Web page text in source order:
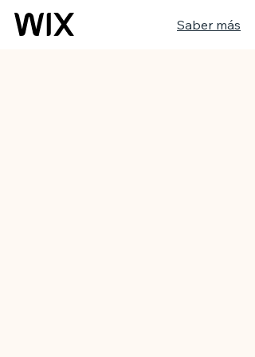
Saber más